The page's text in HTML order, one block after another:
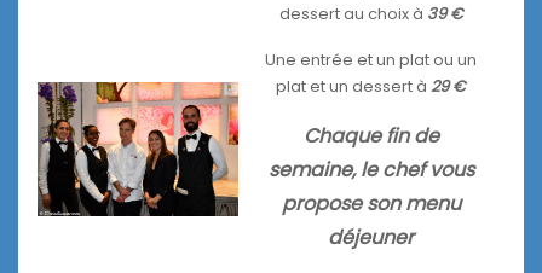
dessert au choix à 39 €
Une entrée et un plat ou un
plat et un dessert à29 €
Chaque fin de
semaine, le chef vous
propose son menu
déjeuner